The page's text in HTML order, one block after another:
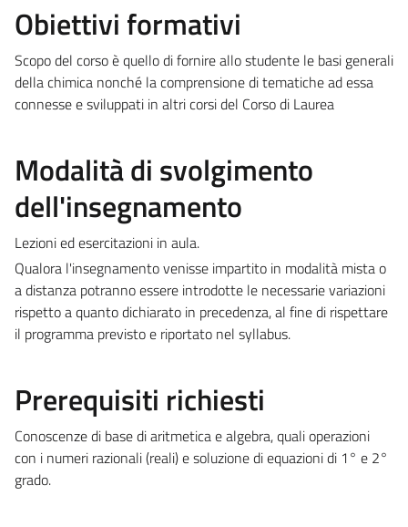
Obiettivi formativi
Scopo del corso è quello di fornire allo studente le basi generali
della chimica nonché la comprensione di tematiche ad essa
connesse e sviluppati in altri corsi del Corso di Laurea
Modalità di svolgimento
dell'insegnamento
Lezioni ed esercitazioni in aula.
Qualora l'insegnamento venisse impartito in modalità mista o
a distanza potranno essere introdotte le necessarie variazioni
rispetto a quanto dichiarato in precedenza, al fine di rispettare
il programma previsto e riportato nel syllabus.
Prerequisiti richiesti
Conoscenze di base di aritmetica e algebra, quali operazioni
con i numeri razionali (reali) e soluzione di equazioni di 1° e 2°
grado.